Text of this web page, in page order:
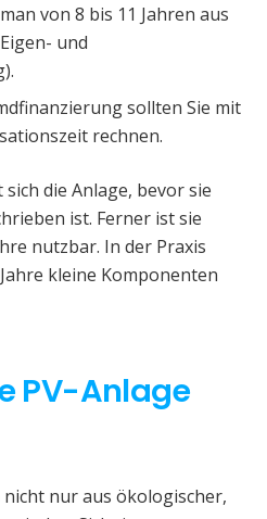
von 8 bis 11 Jahren aus
und
sollten Sie mit
rechnen.
die Anlage, bevor sie
ist. Ferner ist sie
nutzbar. In der Praxis
kleine Komponenten
PV-Anlage
nur aus ökologischer,